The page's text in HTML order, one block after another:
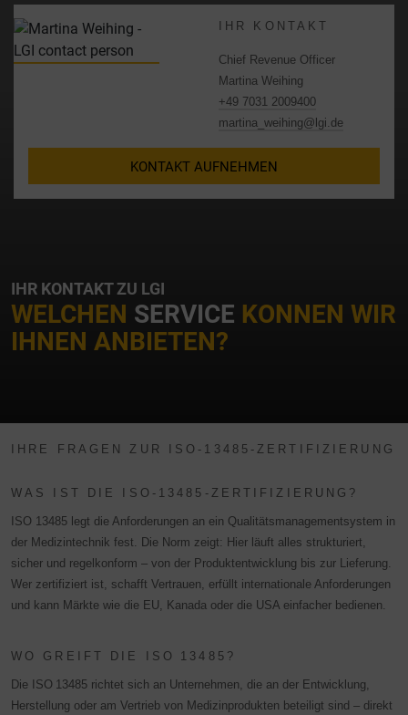
IHR KONTAKT ZU LGI
WELCHEN SERVICE KONNEN WIR
IHNEN ANBIETEN?
IHR KONTAKT
Chief Revenue Officer
Martina Weihing
+49 7031 2009400
martina_weihing@lgi.de
KONTAKT AUFNEHMEN
IHRE FRAGEN ZUR ISO-13485-ZERTIFIZIERUNG
WAS IST DIE ISO-13485-ZERTIFIZIERUNG?
ISO 13485 legt die Anforderungen an ein Qualitätsmanagementsystem in
der Medizintechnik fest. Die Norm zeigt: Hier läuft alles strukturiert,
sicher und regelkonform – von der Produktentwicklung bis zur Lieferung.
Wer zertifiziert ist, schafft Vertrauen, erfüllt internationale Anforderungen
und kann Märkte wie die EU, Kanada oder die USA einfacher bedienen.
WO GREIFT DIE ISO 13485?
Die ISO 13485 richtet sich an Unternehmen, die an der Entwicklung,
Herstellung oder am Vertrieb von Medizinprodukten beteiligt sind – direkt